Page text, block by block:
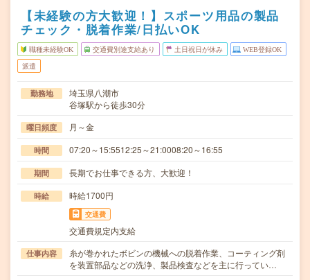
【未経験の方大歓迎！】スポーツ用品の製品
チェック・脱着作業/日払いOK
職種未経験OK 交通費別途支給あり 土日祝日が休み WEB登録OK
派遣
勤務地
埼玉県八潮市
谷塚駅から徒歩30分
曜日頻度 月～金
時間 07:20～15:5512:25～21:0008:20～16:55
期間 長期でお仕事できる方、大歓迎！
時給 時給1700円
交通費
交通費規定内支給
仕事内容
糸が巻かれたボビンの機械への脱着作業、コーティング剤
を装置部品などの洗浄、製品検査などを主に行ってい…